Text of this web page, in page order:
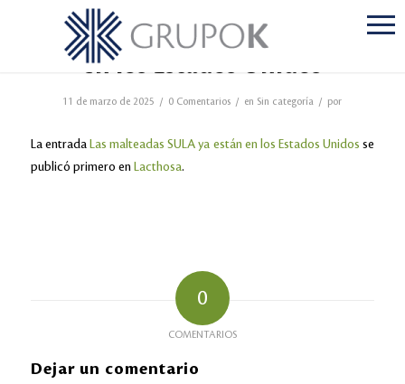
Las malteadas SULA ya están
en los Estados Unidos
11 de marzo de 2025 / 0 Comentarios / en Sin categoría / por
La entrada Las malteadas SULA ya están en los Estados Unidos se
publicó primero en Lacthosa.
0
COMENTARIOS
Dejar un comentario